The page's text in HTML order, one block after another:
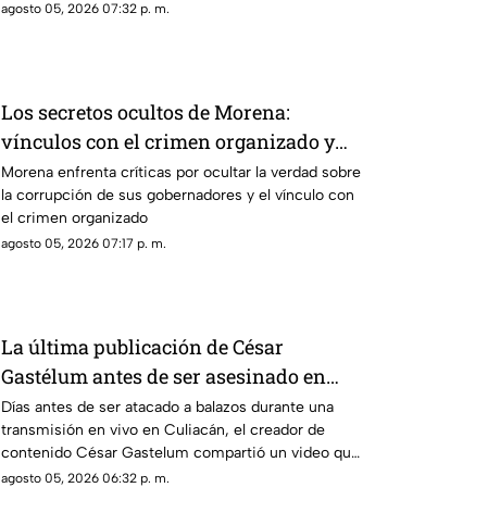
agosto 05, 2026 07:32 p. m.
Los secretos ocultos de Morena:
vínculos con el crimen organizado y
obras faraónicas
Morena enfrenta críticas por ocultar la verdad sobre
la corrupción de sus gobernadores y el vínculo con
el crimen organizado
agosto 05, 2026 07:17 p. m.
La última publicación de César
Gastélum antes de ser asesinado en
vivo: Presumía una "cita fresita"
Días antes de ser atacado a balazos durante una
transmisión en vivo en Culiacán, el creador de
contenido César Gastelum compartió un video que
dejaba entrever un nuevo “romance”
agosto 05, 2026 06:32 p. m.